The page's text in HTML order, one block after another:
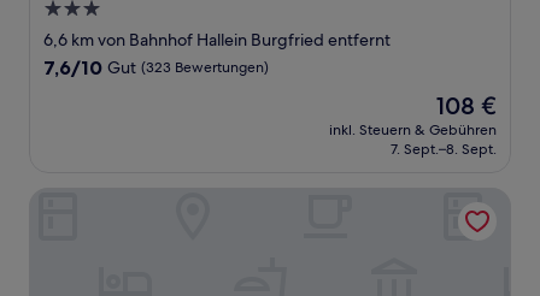
3.0-
Sterne-
Unterkunft
6,6 km von Bahnhof Hallein Burgfried entfernt
7.6
7,6/10 Gut (323 Bewertungen)
Der
Preis
beträgt
108 €
inkl. Steuern & Gebühren
7. Sept.–8. Sept.
Der Schlosswirt zu Anif - Biedermeier-Hotel und